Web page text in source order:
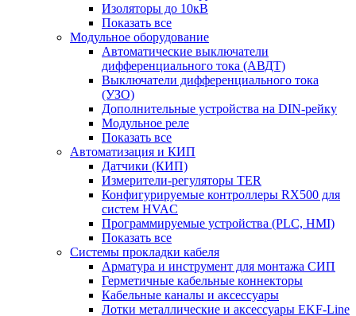
Изоляторы до 10кВ
Показать все
Модульное оборудование
Автоматические выключатели
дифференциального тока (АВДТ)
Выключатели дифференциального тока
(УЗО)
Дополнительные устройства на DIN-рейку
Модульное реле
Показать все
Автоматизация и КИП
Датчики (КИП)
Измерители-регуляторы TER
Конфигурируемые контроллеры RX500 для
систем HVAC
Программируемые устройства (PLC, HMI)
Показать все
Системы прокладки кабеля
Арматура и инструмент для монтажа СИП
Герметичные кабельные коннекторы
Кабельные каналы и аксессуары
Лотки металлические и аксессуары EKF-Line